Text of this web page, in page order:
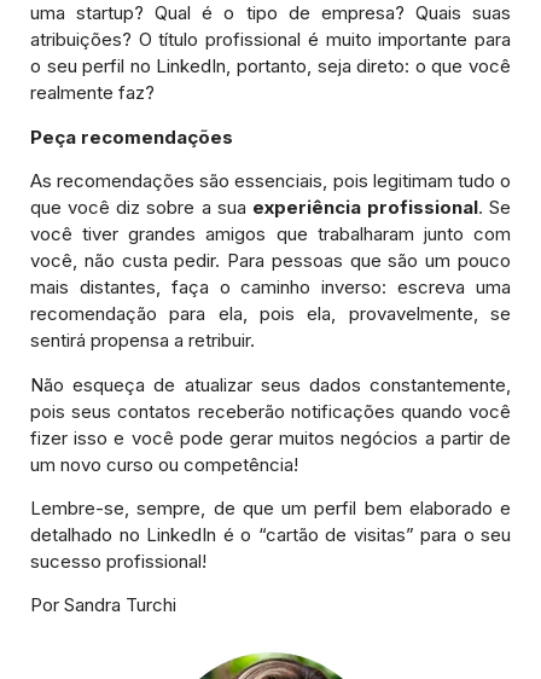
uma startup? Qual é o tipo de empresa? Quais suas
atribuições? O título profissional é muito importante para
o seu perfil no LinkedIn, portanto, seja direto: o que você
realmente faz?
Peça recomendações
As recomendações são essenciais, pois legitimam tudo o
que você diz sobre a sua experiência profissional. Se
você tiver grandes amigos que trabalharam junto com
você, não custa pedir. Para pessoas que são um pouco
mais distantes, faça o caminho inverso: escreva uma
recomendação para ela, pois ela, provavelmente, se
sentirá propensa a retribuir.
Não esqueça de atualizar seus dados constantemente,
pois seus contatos receberão notificações quando você
fizer isso e você pode gerar muitos negócios a partir de
um novo curso ou competência!
Lembre-se, sempre, de que um perfil bem elaborado e
detalhado no LinkedIn é o “cartão de visitas” para o seu
sucesso profissional!
Por Sandra Turchi